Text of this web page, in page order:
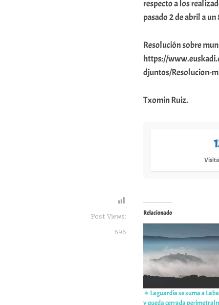
respecto a los
pasado 2 de abril a
Resolución sobre
https://
djuntos/Resolucion-
Txomin Ruiz.
Post Views:
696
Relacionado
🔸Laguardia se suma a
y queda cerrada